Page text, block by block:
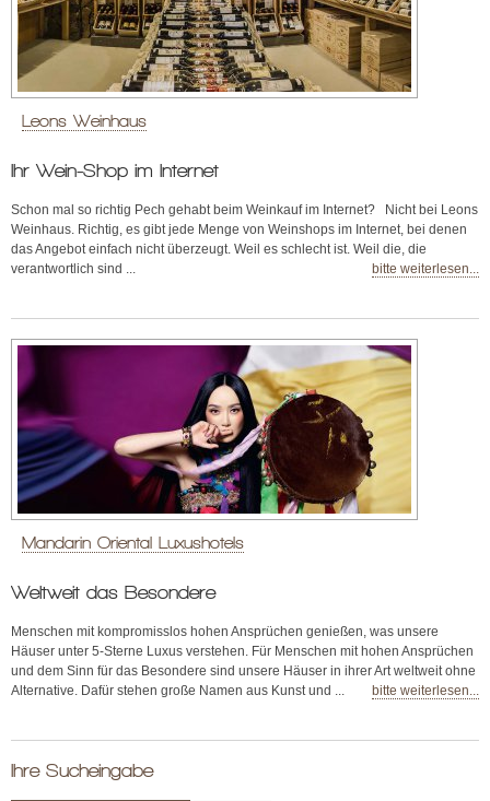
Leons Weinhaus
Ihr Wein-Shop im Internet
Schon mal so richtig Pech gehabt beim Weinkauf im Internet? Nicht bei Leons
Weinhaus. Richtig, es gibt jede Menge von Weinshops im Internet, bei denen
das Angebot einfach nicht überzeugt. Weil es schlecht ist. Weil die, die
verantwortlich sind ...
bitte weiterlesen...
Mandarin Oriental Luxushotels
Weltweit das Besondere
Menschen mit kompromisslos hohen Ansprüchen genießen, was unsere
Häuser unter 5-Sterne Luxus verstehen. Für Menschen mit hohen Ansprüchen
und dem Sinn für das Besondere sind unsere Häuser in ihrer Art weltweit ohne
Alternative. Dafür stehen große Namen aus Kunst und ...
bitte weiterlesen...
Ihre Sucheingabe